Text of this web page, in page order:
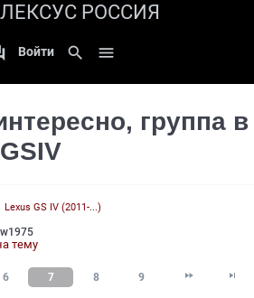
РОССИЯ
Войти search 
группа в
Lexus GS IV (2011-...)
тему
6 7 8 9  